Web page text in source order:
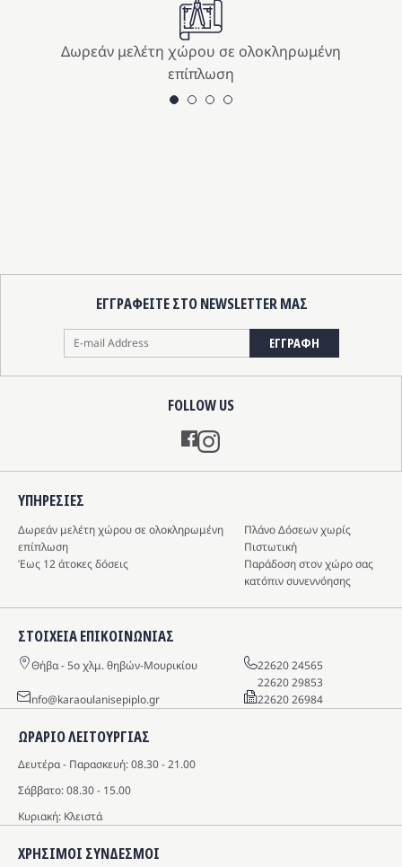
Δωρεάν μελέτη χώρου σε ολοκληρωμένη
επίπλωση
FOLLOW US
Instagram
ΕΓΓΡΑΦΕΙΤΕ ΣΤΟ NEWSLETTER ΜΑΣ
ΕΓΓΡΑΦΗ
ΩΡΑΡΙΟ ΛΕΙΤΟΥΡΓΙΑΣ
Δευτέρα - Παρασκευή: 08.30 - 21.00
Σάββατο: 08.30 - 15.00
Κυριακή: Κλειστά
ΧΡΗΣΙΜΟΙ ΣΥΝΔΕΣΜΟΙ
ΥΠΗΡΕΣIΕΣ
Δωρεάν μελέτη χώρου σε ολοκληρωμένη
επίπλωση
Πλάνο Δόσεων χωρίς
Πιστωτική
Έως 12 άτοκες δόσεις
Παράδοση στον χώρο σας
κατόπιν συνεννόησης
ΣΤΟΙΧΕΙΑ ΕΠΙΚΟΙΝΩΝΙΑΣ
Θήβα - 5o χλμ. θηβών-Μουρικίου
22620 24565
22620 29853
info@karaoulanisepiplo.gr
22620 26984